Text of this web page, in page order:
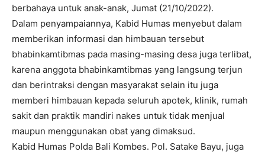
berbahaya untuk anak-anak, Jumat (21/10/2022).
Dalam penyampaiannya, Kabid Humas menyebut dalam
memberikan informasi dan himbauan tersebut
bhabinkamtibmas pada masing-masing desa juga terlibat,
karena anggota bhabinkamtibmas yang langsung terjun
dan berintraksi dengan masyarakat selain itu juga
memberi himbauan kepada seluruh apotek, klinik, rumah
sakit dan praktik mandiri nakes untuk tidak menjual
maupun menggunakan obat yang dimaksud.
Kabid Humas Polda Bali Kombes. Pol. Satake Bayu, juga